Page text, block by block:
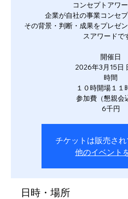
コンセプトアワー
企業が自社の事業コンセプ
その背景・判断・成果をプレゼ
スアワードで
開催日
2026年3月15日
時間
１０時開場１１
参加費（懇親会
6千円
チケットは販売さ
他のイベント
日時・場所